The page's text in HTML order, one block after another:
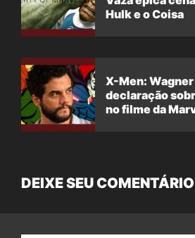
Hulk e o Coisa
X-Men: Wagner
declaração
no filme da
DEIXE SEU COMENTÁRIO